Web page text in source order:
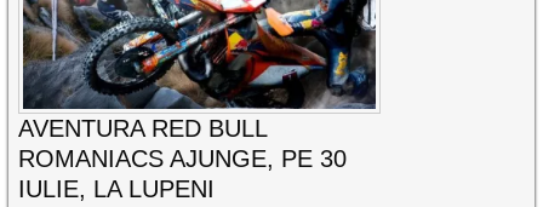
AVENTURA RED BULL
ROMANIACS AJUNGE, PE 30
IULIE, LA LUPENI